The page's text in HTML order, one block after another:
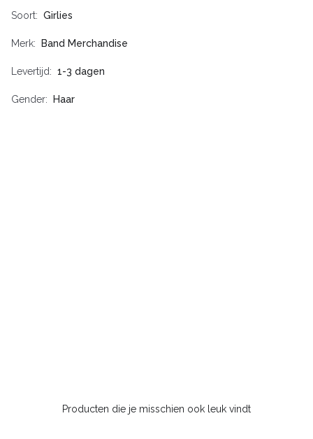
Soort Girlies
Merk Band Merchandise
Levertijd 1-3 dagen
Gender Haar
Producten die je misschien ook leuk vindt